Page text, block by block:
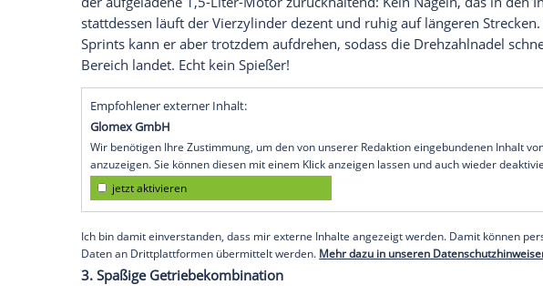
höheren Ausstattungsvarianten Serie sind. So macht der
sympathischen, nicht zu verspielten Eindruck, wirkt aber
Scheinwerferetwas softer. Auch im
kommen
Chrom, Leder und bequemere Sitze dazu. Wer auf guten
Euro ein Bose-Soundsystem ordern.
2. Neuer Diesel ENERGY dCi 110
Neben den bereits vorhandenen Dieselmotoren mit jeweils
einen großen Diesel-Clio mit 110 PS. Dank eines
kommt der kleine Franzose untenrum schnell auf Touren.
der aufgeladene 1,5-Liter-Motor zurückhaltend: Kein